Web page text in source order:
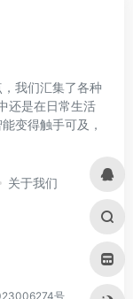
我们汇集了各种
还是在日常生活
变得触手可及，
关于我们
号